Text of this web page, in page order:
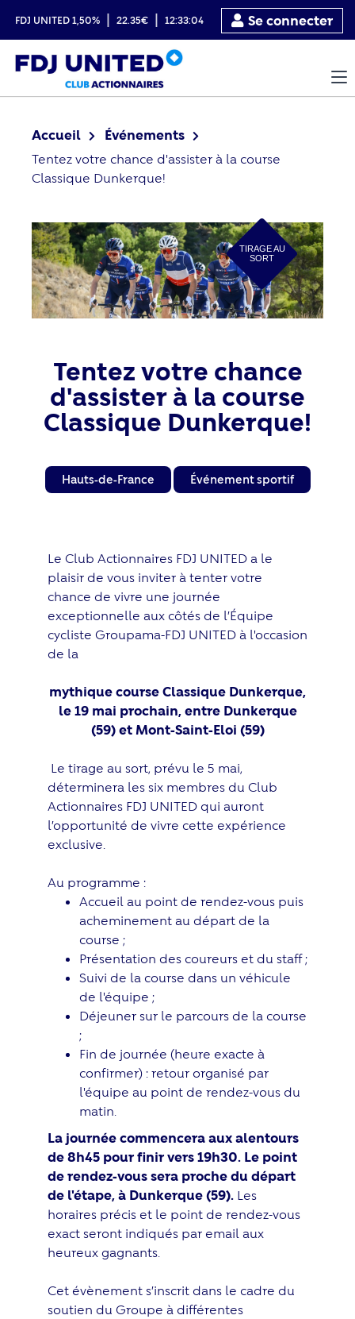
FDJ UNITED 1,50% | 22.35€ | 12:33:04 Se connecter
Accueil
Événements
Tentez votre chance d'assister à la course
Classique Dunkerque!
TIRAGE AU
SORT
Tentez votre chance
d'assister à la course
Classique Dunkerque!
Hauts-de-France Événement sportif
Le Club Actionnaires FDJ UNITED a le
plaisir de vous inviter à tenter votre
chance de vivre une journée
exceptionnelle aux côtés de l’Équipe
cycliste Groupama-FDJ UNITED à l'occasion
de la
mythique course Classique Dunkerque,
le 19 mai prochain, entre Dunkerque
(59) et Mont-Saint-Eloi (59)
Le tirage au sort, prévu le 5 mai,
déterminera les six membres du Club
Actionnaires FDJ UNITED qui auront
l’opportunité de vivre cette expérience
exclusive.
Au programme :
Accueil au point de rendez-vous puis
acheminement au départ de la
course ;
Présentation des coureurs et du staff ;
Suivi de la course dans un véhicule
de l'équipe ;
Déjeuner sur le parcours de la course
;
Fin de journée (heure exacte à
confirmer) : retour organisé par
l'équipe au point de rendez-vous du
matin.
La journée commencera aux alentours
de 8h45 pour finir vers 19h30. Le point
de rendez-vous sera proche du départ
de l'étape, à Dunkerque (59). Les
horaires précis et le point de rendez-vous
exact seront indiqués par email aux
heureux gagnants.
Cet évènement s’inscrit dans le cadre du
soutien du Groupe à différentes